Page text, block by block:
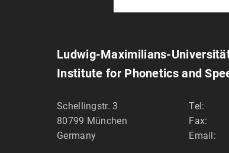
Ludwig-Maximilians-
Institute for Phonetics and
Schellingstr. 3
80799 München
Germany
Tel:
Fax:
Email: